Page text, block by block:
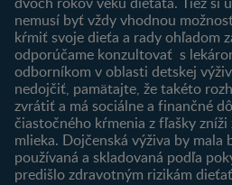
Produkty
Nájsť produkt
nemusí byť vždy vhodnou
kŕmiť svoje dieťa a rady ohľadom
odporúčame konzultovať s
odborníkom v oblasti detskej
nedojčiť, pamätajte, že takéto
zvrátiť a má sociálne a finančné
čiastočného kŕmenia z fľašky
mlieka. Dojčenská výživa by mala
používaná a skladovaná podľa
predišlo zdravotným rizikám